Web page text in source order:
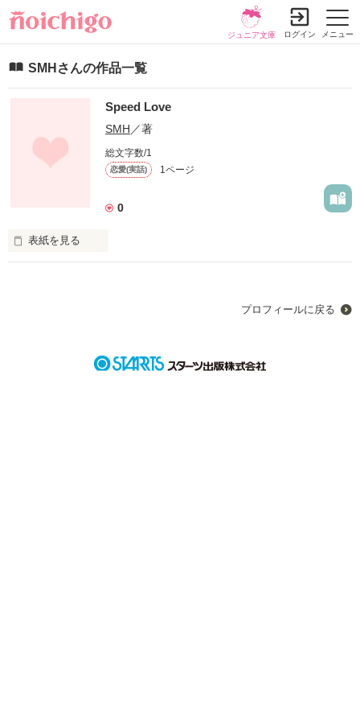
メニュー
ジュニア文庫 ログイン
SMHさんの作品一覧
Speed Love
SMH ／著
総文字数/1
恋愛(実話) 1ページ
0
表紙を見る
プロフィールに戻る